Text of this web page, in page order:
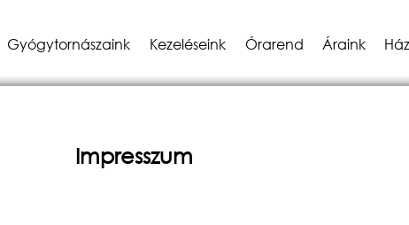
Gyógytornászaink Kezeléseink Órarend Áraink
Impresszum